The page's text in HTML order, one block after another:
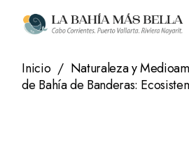
contenido
Inicio Naturaleza y
de Bahía de Banderas: